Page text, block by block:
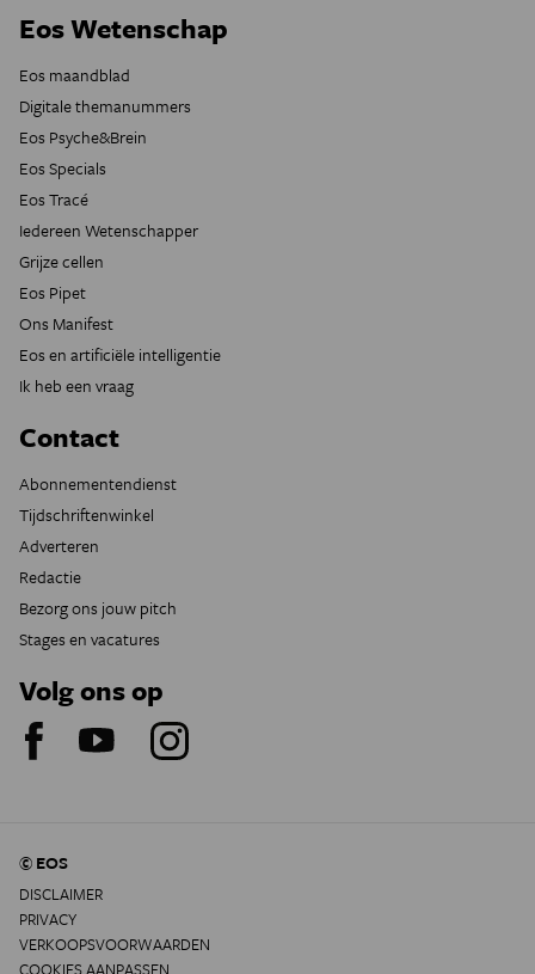
Eos Wetenschap
Eos maandblad
Digitale themanummers
Eos Psyche&Brein
Eos Specials
Eos Tracé
Iedereen Wetenschapper
Grijze cellen
Eos Pipet
Ons Manifest
Eos en artificiële intelligentie
Ik heb een vraag
Contact
Abonnementendienst
Tijdschriftenwinkel
Adverteren
Redactie
Bezorg ons jouw pitch
Stages en vacatures
Volg ons op
© EOS
DISCLAIMER
PRIVACY
VERKOOPSVOORWAARDEN
COOKIES AANPASSEN